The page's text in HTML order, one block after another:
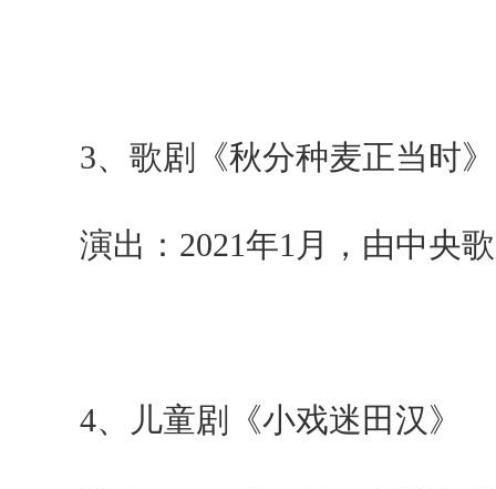
3、歌剧《秋分种麦正当时》
演出： 2021年1 月，由中央
4、儿童剧《小戏迷田汉》